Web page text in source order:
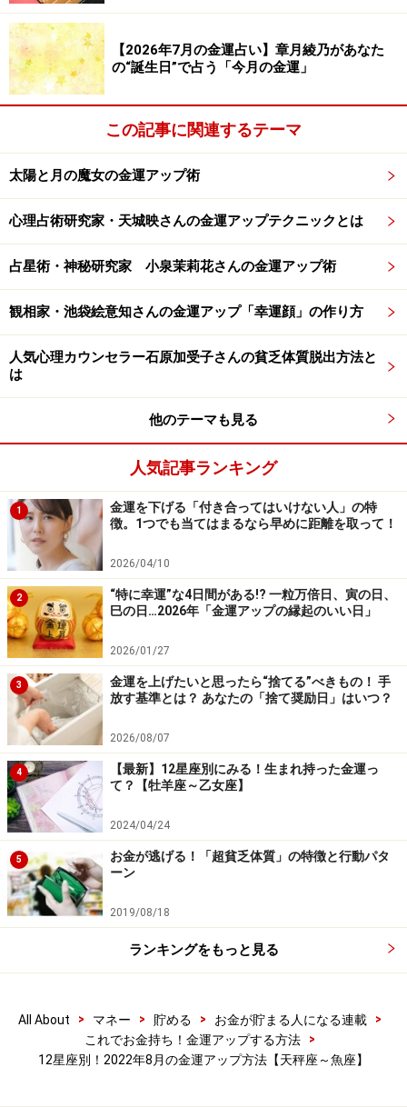
しそうです。ただし、調子にのってはいけません。
ラッキーアイテム：パジャマ
人から得る物が多いとき。いろいろな人にご機嫌伺いの
電話やメールをして、近況報告などしあってみましょ
う。何気ない会話の中に問題解決のヒントがあったり、
お得情報がまい込んだりしそう。ただし、相手からだけ
何かを得ようとしないことが大事。自分からも惜しみな
く相手に情報を与えることが成功の秘訣。慎重な山羊座
もこの期間は、考えている時間が長いほど利益は減って
いきます。いい情報を得たらすぐ行動をおこすことが大
事。
ラッキーアイテム：日焼け止め
水瓶座
自分が目指しているところと正反対の方向にいってしま
いがち。好奇心旺盛で順応性豊か、どこに行っても楽し
める水瓶座ですが、それゆえに、自分が本当にやりたい
と思っていることができなくなる危険性大。今一番やり
たいと思っているところ目指して頑張りましょう。そこ
にたどりつかない限り報酬はでないと肝に銘じて。目的
るのは目標を達成してからでも遅くはありません。
ラッキーアイテム：無料配布のリーフレット
【2026年7月の金運占い】章月綾乃があなた
の“誕生日”で占う「今月の金運」
この記事に関連するテーマ
太陽と月の魔女の金運アップ術
心理占術研究家・天城映さんの金運アップテクニックとは
占星術・神秘研究家 小泉茉莉花さんの金運アップ術
観相家・池袋絵意知さんの金運アップ「幸運顔」の作り方
人気心理カウンセラー石原加受子さんの貧乏体質脱出方法と
は
他のテーマも見る
人気記事ランキング
1
金運を下げる「付き合ってはいけない人」の特
徴。1つでも当てはまるなら早めに距離を取って！
2026/04/10
2
“特に幸運”な4日間がある!? 一粒万倍日、寅の日、
巳の日…2026年「金運アップの縁起のいい日」
2026/01/27
3
金運を上げたいと思ったら“捨てる”べきもの！ 手
放す基準とは？ あなたの「捨て奨励日」はいつ？
2026/08/07
4
【最新】12星座別にみる！生まれ持った金運っ
て？【牡羊座～乙女座】
2024/04/24
5
お金が逃げる！「超貧乏体質」の特徴と行動パタ
ーン
2019/08/18
ランキングをもっと見る
All About > マネー > 貯める > お金が貯まる人になる連載
>
これでお金持ち！金運アップする方法
>
12星座別！2022年8月の金運アップ方法【天秤座～魚座】